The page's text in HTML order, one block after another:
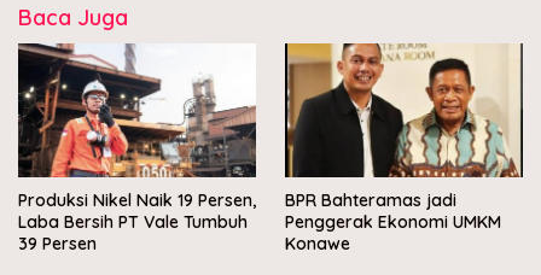
Baca Juga
Produksi Nikel Naik 19 Persen,
Laba Bersih PT Vale Tumbuh
39 Persen
BPR Bahteramas jadi
Penggerak Ekonomi UMKM
Konawe